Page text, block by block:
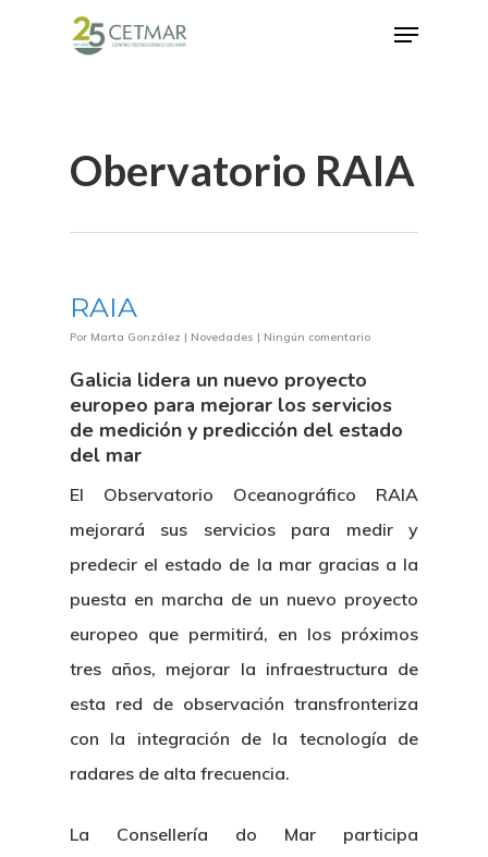
Obervatorio RAIA
RAIA
Por Marta González | Novedades | Ningún comentario
Galicia lidera un nuevo proyecto
europeo para mejorar los servicios
de medición y predicción del estado
del mar
El Observatorio Oceanográfico RAIA
mejorará sus servicios para medir y
predecir el estado de la mar gracias a la
puesta en marcha de un nuevo proyecto
europeo que permitirá, en los próximos
tres años, mejorar la infraestructura de
esta red de observación transfronteriza
con la integración de la tecnología de
radares de alta frecuencia.
La Consellería do Mar participa